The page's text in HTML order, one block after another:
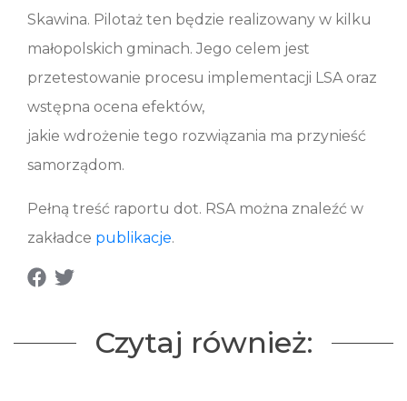
Skawina. Pilotaż ten będzie realizowany w kilku
małopolskich gminach. Jego celem jest
przetestowanie procesu implementacji LSA oraz
wstępna ocena efektów,
jakie wdrożenie tego rozwiązania ma przynieść
samorządom.
Pełną treść raportu dot. RSA można znaleźć w
zakładce publikacje.
Czytaj również: